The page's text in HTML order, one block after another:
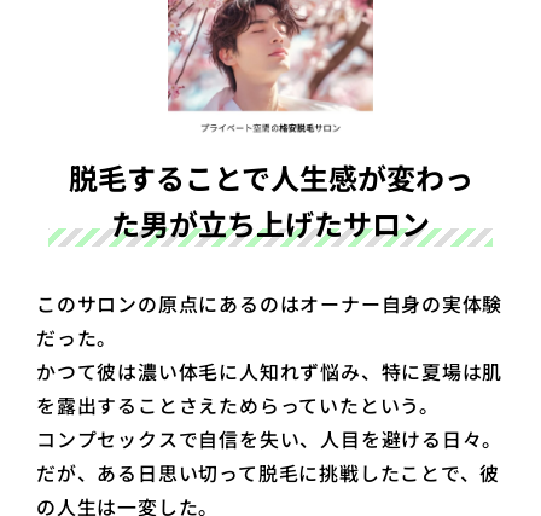
脱毛することで人生感が変わっ
た男が立ち上げたサロン
このサロンの原点にあるのはオーナー自身の実体験
だった。
かつて彼は濃い体毛に人知れず悩み、特に夏場は肌
を露出することさえためらっていたという。
コンプセックスで自信を失い、人目を避ける日々。
だが、ある日思い切って脱毛に挑戦したことで、彼
の人生は一変した。